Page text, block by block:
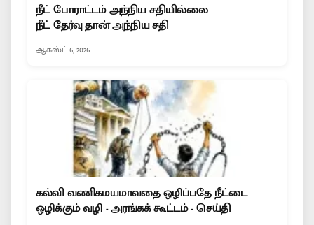
நீட் போராட்டம் அந்நிய சதியில்லை
நீட் தேர்வு தான் அந்நிய சதி
ஆகஸ்ட் 6, 2026
கல்வி வணிகமயமாவதை ஒழிப்பதே நீட்டை
ஒழிக்கும் வழி - அரங்கக் கூட்டம் - செய்தி